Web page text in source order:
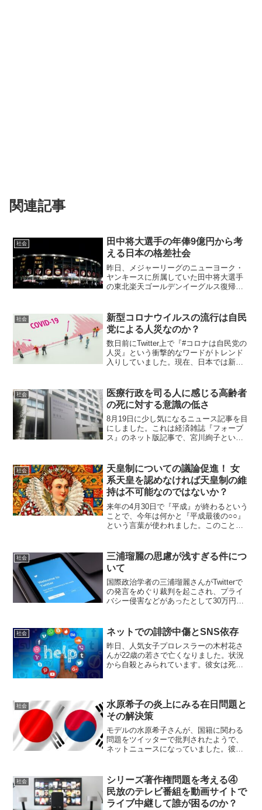
関連記事
社会
田中将大選手の年俸9億円から考
える日本の格差社会
昨日、メジャーリーグのニューヨーク・
ヤンキースに所属していた田中将大選手
の東北楽天ゴールデンイーグルス復帰が
読売ジャイアンツの菅野智之選手の推定
年俸が過去最高の8億円...
社会
新型コロナウイルスの流行は自民
党による人災なのか？
数日前にTwitter上で『#コロナは自民党の
人災』という衝撃的なワードがトレンド
入りしていました。現在、日本では新型
ますが、この感染拡大が本当に自民党に
よる人災による...
社会
医療行政を司る人に感じる高齢者
の死に対する意識の低さ
8月19日に少し気になるニュース記事を目
にしました。これは経済雑誌『フォーブ
ス』のネット版記事で、宮川絢子という
て対策をほとんどしなかったスウェーデ
ンで感染拡大の第二波...
社会
天皇制についての議論促進！ 女
系天皇を認めなければ天皇制の維
持は不可能なのではないか？
来年の4月30日で『平成』が終わるという
ことで、今年は何かと『平成最後の○○』
という言葉が使われました。このことが
希望を表明した後しばらくは、天皇に関
する議論も盛んに...
社会
三浦瑠麗の思慮が浅すぎる件につ
いて
国際政治学者の三浦瑠麗さんがTwitterで
の発言をめぐり裁判を起こされ、プライ
バシー侵害などがあったとして30万円の
判的な意見を書きましたが、今回も三浦
瑠麗さんについ...
社会 ネットでの誹謗中傷とSNS依存
昨日、人気女子プロレスラーの木村花さ
んが22歳の若さで亡くなりました。状況
から自殺とみられています。彼女は死の
した人などもおり、こ...
社会
水原希子の炎上にみる在日問題と
その解決策
モデルの水原希子さんが、国籍に関わる
問題をツイッターで批判されたようで、
ネットニュースになっていました。彼女
んはアメリカ人の父と在日韓国人の母の
間に生まれ、国籍はアメリ...
社会
シリーズ著作権問題を考える④
民放のテレビ番組を動画サイトで
ライブ中継して誰が困るのか？